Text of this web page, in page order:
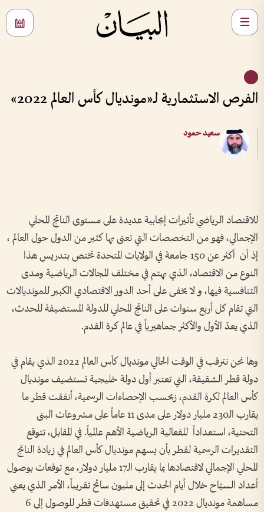
الفرص الاستثمارية لـ«مونديال كأس العالم 2022»
سعيد حمود
للاقتصاد الرياضي تأثيرات إيجابية عديدة على مستوى الناتج المحلي
الإجمالي، فهو من التخصصات التي تعنى بها كثير من الدول حول العالم ،
إذ أن أكثر عن 150 جامعة في الولايات المتحدة تختص بتدريس هذا
النوع من الاقتصاد، الذي يهتم في مختلف المجالات الرياضية ومدى
التنافسية فيها، و لا يخفى على أحد الدور الاقتصادي الكبير للمونديالات
التي تقام كل أربع سنوات على الناتج المحلي للدولة المستضيفة للحدث،
الذي يعدّ الأول والأكثر جماهيرياً في عالم كرة القدم.
وها نحن نترقب في الوقت الحالي مونديال كأس العالم 2022 الذي يقام في
دولة قطر الشقيقة، التي تعتبر أول دولة خليجية تستضيف مونديال
كأس العالم لكرة القدم، زبحسب الإحصاءات الرسمية، أنفقت قطر ما
يقارب الـ230 مليار دولار على مدى 11 عاماً على مشروعات البنى
التحتية، استعداداً للفعالية الرياضية الأهم عالمياً. في المقابل، تتوقع
التقديرات الرسمية لقطر بأن يسهم مونديال كأس العالم في زيادة الناتج
المحلي الإجمالي لاقتصادها بما يقارب الـ17 مليار دولار، مع توقعات بوصول
أعداد السيّاح خلال أيام الحدث إلى مليون سائح تقريباً، الأمر الذي يعني
مساهمة مونديال 2022 في تحقيق مستهدفات قطر للوصول إلى 6